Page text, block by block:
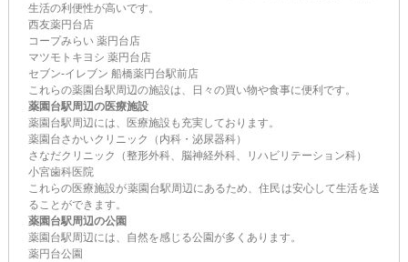
生活の利便性が高いです。
西友薬円台店
コープみらい 薬円台店
マツモトキヨシ 薬円台店
セブン-イレブン 船橋薬円台駅前店
これらの薬園台駅周辺の施設は、日々の買い物や食事に便利です。
薬園台駅周辺の医療施設
薬園台駅周辺には、医療施設も充実しております。
薬園台さかいクリニック（内科・泌尿器科）
さなだクリニック（整形外科、脳神経外科、リハビリテーション科）
小宮歯科医院
これらの医療施設が薬園台駅周辺にあるため、住民は安心して生活を送
ることができます。
薬園台駅周辺の公園
薬園台駅周辺には、自然を感じる公園が多くあります。
薬円台公園